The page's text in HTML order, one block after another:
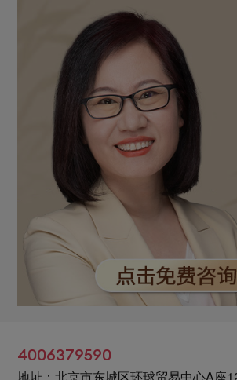
4006379590
地址：北京市东城区环球贸易中心A座